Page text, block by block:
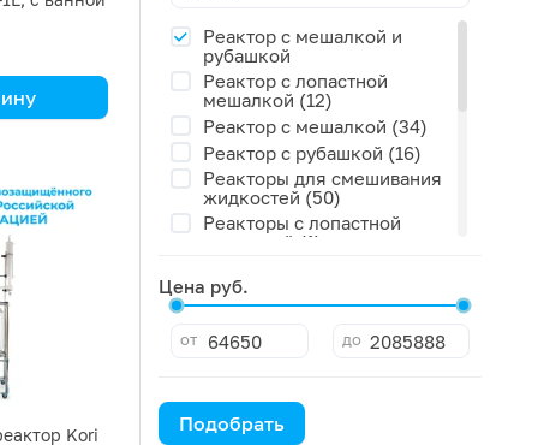
Kori
50 мл (0)
80 литров (0)
Реактор с мешалкой и
рубашкой
Реактор с лопастной
мешалкой (12)
Реактор с мешалкой (34)
Реактор с рубашкой (16)
Реакторы для смешивания
жидкостей (50)
Реакторы с лопастной
мешалкой (1)
мешалкой (27)
Реакторы с рамной
мешалкой (19)
Реакторы с якорной
Стеклянный реактор (31)
Химические реакторы с
Цена руб.
от до
Подобрать